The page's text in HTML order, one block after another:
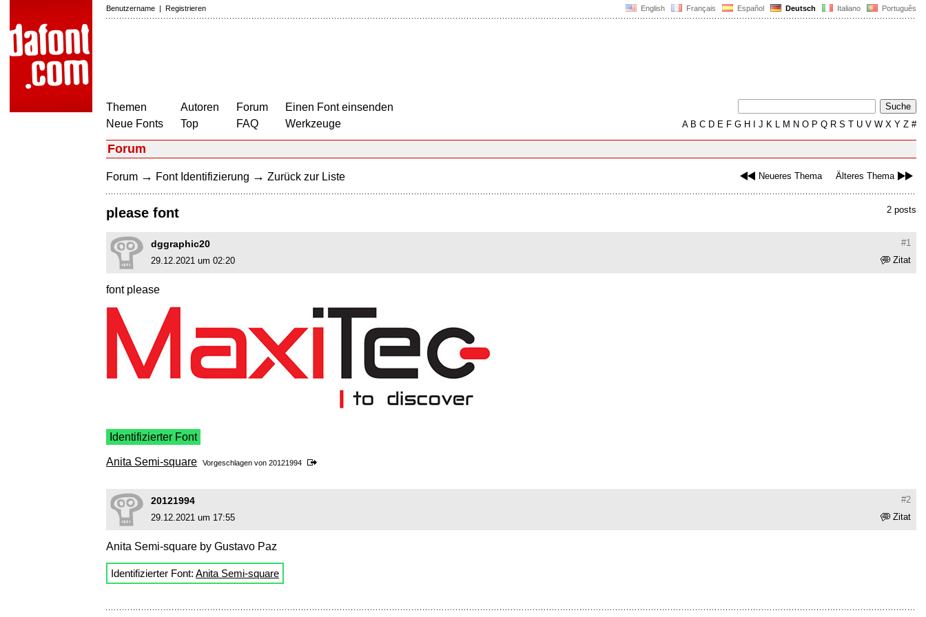
English Français Español Deutsch Italiano Português
Benutzername | Registrieren
Themen
Neue Fonts
Autoren
Top
Forum
FAQ
Einen Font einsenden
Werkzeuge
AB C D E F G H J K L M N O P Q R S T U V W X Y Z #
Forum
Neueres Thema Älteres Thema
Forum → Font Identifizierung → Zurück zur Liste
2 posts
please font
#1
dggraphic20
Zitat
29.12.2021 um 02:20
font please
Identifizierter Font
Anita Semi-square Vorgeschlagen von 20121994
#2
20121994
Zitat
29.12.2021 um 17:55
Anita Semi-square by Gustavo Paz
Identifizierter Font: Anita Semi-square